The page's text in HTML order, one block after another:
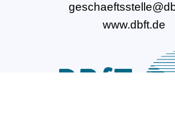
www.dbft.de